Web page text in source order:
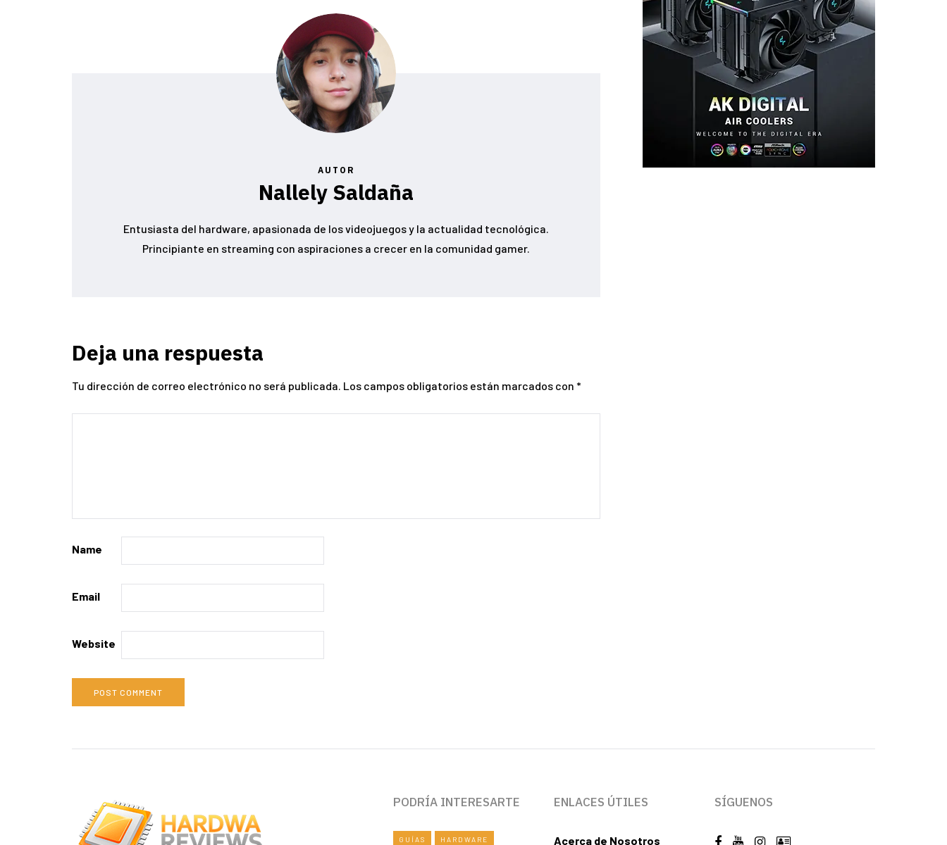
AUTOR
Nallely Saldaña
Entusiasta del hardware, apasionada de los videojuegos y la actualidad tecnológica.
Principiante en streaming con aspiraciones a crecer en la comunidad gamer.
Deja una respuesta
Tu dirección de correo electrónico no será publicada. Los campos obligatorios están marcados con *
Name
Email
Website
PODRÍA INTERESARTE
GUÍAS HARDWARE
ENLACES ÚTILES
Acerca de Nosotros
SÍGUENOS